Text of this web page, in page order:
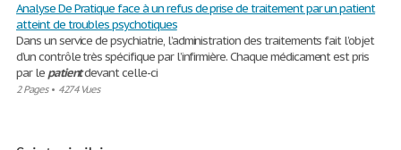
Analyse De Pratique face à un refus de prise de traitement par un patient
atteint de troubles psychotiques
Dans un service de psychiatrie, l’administration des traitements fait l’objet
d’un contrôle très spécifique par l’infirmière. Chaque médicament est pris
par le patientdevant celle-ci
2 Pages• 4274 Vues